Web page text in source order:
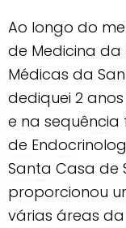
Ao longo do
de Medicina da
Médicas da
dediquei 2
e na sequência
de
Santa Casa de
proporcionou
várias áreas